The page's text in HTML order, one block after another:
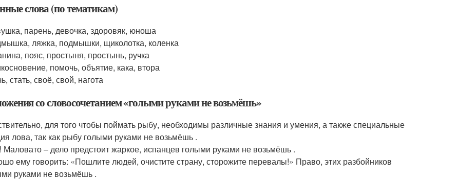
слова (по тематикам)
парень, девочка, здоровяк, юноша
ляжка, подмышки, щиколотка, коленка
пояс, простыня, простынь, ручка
помочь, объятие, кака, втора
стать, своё, свой, нагота
со словосочетанием «голыми руками не возьмёшь»
для того чтобы поймать рыбу, необходимы различные знания и умения, а также специальные
лова, так как рыбу голыми руками не возьмёшь .
Маловато – дело предстоит жаркое, испанцев голыми руками не возьмёшь .
ему говорить: «Пошлите людей, очистите страну, сторожите перевалы!» Право, этих разбойников
руками не возьмёшь .